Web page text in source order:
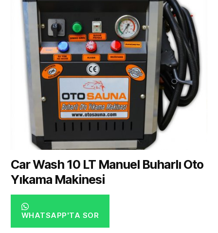
Car Wash 10 LT Manuel Buharlı Oto
Yıkama Makinesi
WHATSAPP'TA SOR